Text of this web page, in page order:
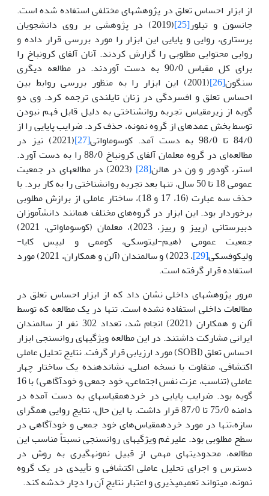
از ابزار احساس تعلق در پژوهش­های مختلفی استفاده شده است.
جانسون و تیلور[25]
(2019) در پژوهشی بر روی دانشجویان
پرستاری، روایی و پایایی این ابزار را مورد بررسی قرار داده و
روایی محتوایی مطلوبی را گزارش کردند. آنان آلفای کرونباخ را
برای کل مقیاس 90/0 به دست آوردند. در مطالعه دیگری
سنگون[26]
(2001) این ابزار را به منظور بررسی روابط بین
احساس تعلق و افسردگی در زنان تایلندی ترجمه کرد. وی دو
گویه از زیرمقیاس تجربه روان­شناختی به دلیل قابل فهم نبودن
توسط بخش عمده­ای از گروه نمونه، حذف کرد. ضرایب پایایی را از
84/0 تا 98/0 به دست آمد. کوسوماواتی
[27]
(2021) نیز در
مطالعه‌ای در گروه معلمان آلفای کرونباخ 88/0 را به دست آورد.
استر، گودور و ون در هالن[28]
(2023) در مطالعه­ای در جمعیت
عمومی 18 تا 50 سال، تنها بعد تجربه روانشناختی را به کار برد. با
حذف سه عبارت (16، 17 و 18)، ساختار عاملی از برازش مطلوبی
برخوردار بود. این ابزار در گروه‌های مختلف همانند دانش­آموزان
دبیرستانی (رییز و رییز، 2023)، معلمان (کوسوماواتی، 2021)
جمعیت عمومی (هیم-لیتوسکی، کوممی و لیپس کایا-
ولیکوفسکی[29]
، 2023) و سالمندان (آلن و همکاران، 2021) مورد
استفاده قرار گرفته است.
مرور پژوهش­های داخلی نشان داد که از ابزار احساس تعلق در
مطالعات داخلی استفاده نشده است. تنها در یک مطالعه که توسط
آلن و همکاران (2021) انجام شد، تعداد 302 نفر از سالمندان
ایرانی مشارکت داشتند. در این مطالعه ویژگی­های روان­سنجی ابزار
احساس تعلق (SOBI) مورد ارزیابی قرار گرفت. نتایج تحلیل عاملی
اکتشافی، متفاوت با نسخه اصلی، نشان­دهنده یک ساختار چهار
عاملی (تناسب، عزت نفس اجتماعی، خود جمعی و خودآگاهی) با 16
گویه بود. ضرایب پایایی در خرده­مقیاس­های به دست آمده در
دامنه 75/0 تا 87/0 قرار داشت. با این حال، نتایج روایی همگرای
سازه،تنها در مورد خرده­مقیاس‌های­ خود جمعی و خودآگاهی در
سطح مطلوبی بود. علی­رغم ویژگی­های روان­سنجی نسبتاً مناسب این
مطالعه، محدودیت­های مهمی از قبیل نمونه­گیری به روش در
دسترس و اجرای تحلیل عاملی اکتشافی و تأییدی در یک گروه
نمونه، می­تواند تعمیم­پذیری و اعتبار نتایج آن را دچار خدشه کند.